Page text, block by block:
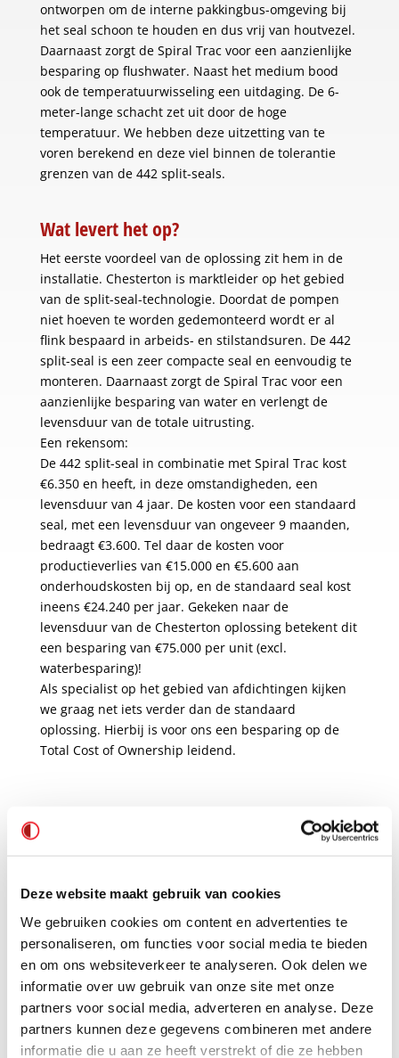
Deze website maakt gebruik van cookies
We gebruiken cookies om content en advertenties te
personaliseren, om functies voor social media te bieden
en om ons websiteverkeer te analyseren. Ook delen we
informatie over uw gebruik van onze site met onze
partners voor social media, adverteren en analyse. Deze
partners kunnen deze gegevens combineren met andere
informatie die u aan ze heeft verstrekt of die ze hebben
ontworpen om de interne pakkingbus-omgeving bij
het seal schoon te houden en dus vrij van houtvezel.
Daarnaast zorgt de Spiral Trac voor een aanzienlijke
besparing op flushwater. Naast het medium bood
ook de temperatuurwisseling een uitdaging. De 6-
meter-lange schacht zet uit door de hoge
temperatuur. We hebben deze uitzetting van te
voren berekend en deze viel binnen de tolerantie
grenzen van de 442 split-seals.
Wat levert het op?
Het eerste voordeel van de oplossing zit hem in de
installatie. Chesterton is marktleider op het gebied
van de split-seal-technologie. Doordat de pompen
niet hoeven te worden gedemonteerd wordt er al
flink bespaard in arbeids- en stilstandsuren. De 442
split-seal is een zeer compacte seal en eenvoudig te
monteren. Daarnaast zorgt de Spiral Trac voor een
aanzienlijke besparing van water en verlengt de
levensduur van de totale uitrusting.
Een rekensom:
De 442 split-seal in combinatie met Spiral Trac kost
€6.350 en heeft, in deze omstandigheden, een
levensduur van 4 jaar. De kosten voor een standaard
seal, met een levensduur van ongeveer 9 maanden,
bedraagt €3.600. Tel daar de kosten voor
productieverlies van €15.000 en €5.600 aan
onderhoudskosten bij op, en de standaard seal kost
ineens €24.240 per jaar. Gekeken naar de
levensduur van de Chesterton oplossing betekent dit
een besparing van €75.000 per unit (excl.
waterbesparing)!
Als specialist op het gebied van afdichtingen kijken
we graag net iets verder dan de standaard
oplossing. Hierbij is voor ons een besparing op de
Total Cost of Ownership leidend.
Corwin Sagt
Sales Engineer